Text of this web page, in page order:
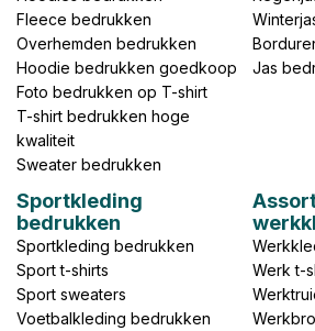
Fleece bedrukken
Overhemden bedrukken
Hoodie bedrukken goedkoop
Foto bedrukken op T-shirt
T-shirt bedrukken hoge
kwaliteit
Sweater bedrukken
Jas
Sportkleding
bedrukken
Sportkleding bedrukken
Sport t-shirts
Sport sweaters
Voetbalkleding bedrukken
Werk t-